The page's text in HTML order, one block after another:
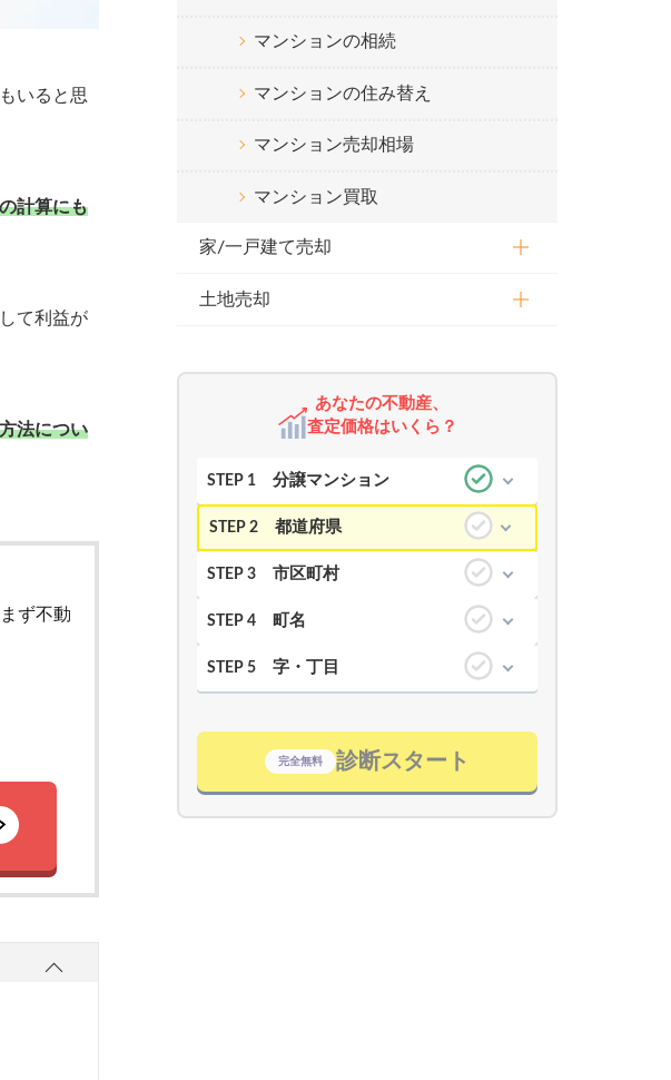
いると思
計算にも
て利益が
法につい
ず不動
マンションの相続
マンションの住み替え
マンション売却相場
マンション買取
家/一戸建て売却
土地売却
あなたの不動産、
査定価格はいくら？
STEP 1 分譲マンション
STEP 2 都道府県
STEP 3 市区町村
STEP 4 町名
STEP 5 字・丁目
完全無料 診断スタート